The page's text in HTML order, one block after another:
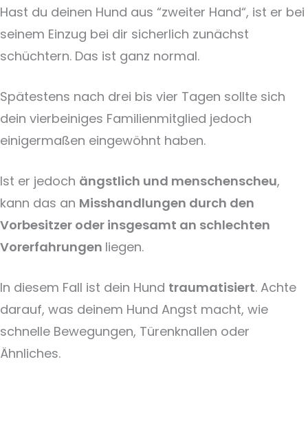
Hast du deinen Hund aus “zweiter Hand“, ist er bei
seinem Einzug bei dir sicherlich zunächst
schüchtern. Das ist ganz normal.
Spätestens nach drei bis vier Tagen sollte sich
dein vierbeiniges Familienmitglied jedoch
einigermaßen eingewöhnt haben.
Ist er jedoch ängstlich und menschenscheu,
kann das an Misshandlungen durch den
Vorbesitzer oder insgesamt an schlechten
Vorerfahrungen liegen.
In diesem Fall ist dein Hund traumatisiert. Achte
darauf, was deinem Hund Angst macht, wie
schnelle Bewegungen, Türenknallen oder
Ähnliches.